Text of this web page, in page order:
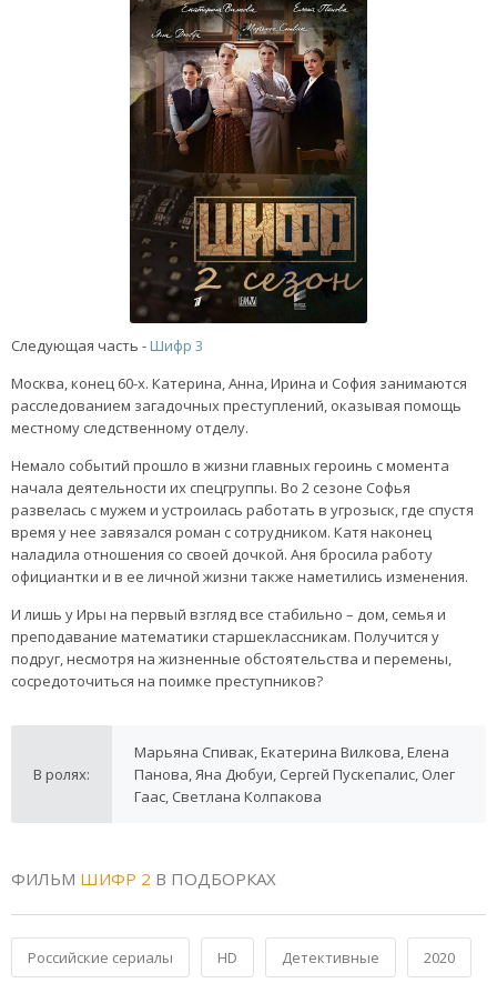
Следующая часть - Шифр 3
Москва, конец 60-х. Катерина, Анна, Ирина и София занимаются
расследованием загадочных преступлений, оказывая помощь
местному следственному отделу.
Немало событий прошло в жизни главных героинь с момента
начала деятельности их спецгруппы. Во 2 сезоне Софья
развелась с мужем и устроилась работать в угрозыск, где спустя
время у нее завязался роман с сотрудником. Катя наконец
наладила отношения со своей дочкой. Аня бросила работу
официантки и в ее личной жизни также наметились изменения.
И лишь у Иры на первый взгляд все стабильно – дом, семья и
преподавание математики старшеклассникам. Получится у
подруг, несмотря на жизненные обстоятельства и перемены,
сосредоточиться на поимке преступников?
В ролях:
Марьяна Спивак, Екатерина Вилкова, Елена
Панова, Яна Дюбуи, Сергей Пускепалис, Олег
Гаас, Светлана Колпакова
ФИЛЬМ ШИФР 2 В ПОДБОРКАХ
Российские сериалы HD Детективные 2020